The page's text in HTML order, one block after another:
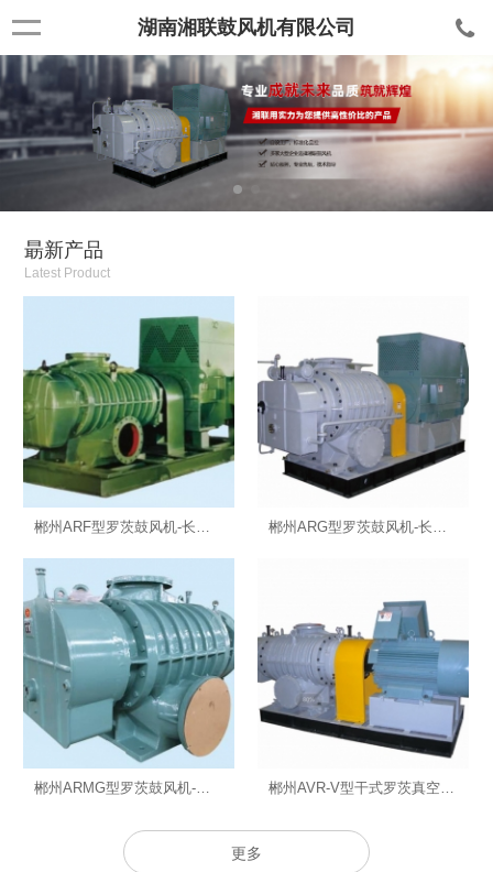
湖南湘联鼓风机有限公司
朂新产品
Latest Product
郴州ARMG型罗茨鼓风机-长沙罗茨鼓风机 郴州AVR-V型干式罗茨真空泵-长沙鼓风机厂
更多